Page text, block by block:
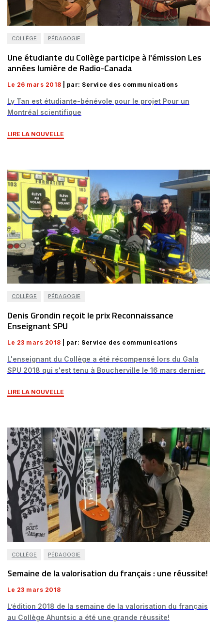
COLLÈGE PÉDAGOGIE
Une étudiante du Collège participe à l'émission Les
années lumière de Radio-Canada
Le 26 mars 2018 | par: Service des communications
Ly Tan est étudiante-bénévole pour le projet Pour un
Montréal scientifique
LIRE LA NOUVELLE
COLLÈGE PÉDAGOGIE
Denis Grondin reçoit le prix Reconnaissance
Enseignant SPU
Le 23 mars 2018 | par: Service des communications
L'enseignant du Collège a été récompensé lors du Gala
SPU 2018 qui s'est tenu à Boucherville le 16 mars dernier.
LIRE LA NOUVELLE
COLLÈGE PÉDAGOGIE
Semaine de la valorisation du français : une réussite!
Le 23 mars 2018
L’édition 2018 de la semaine de la valorisation du français
au Collège Ahuntsic a été une grande réussite!